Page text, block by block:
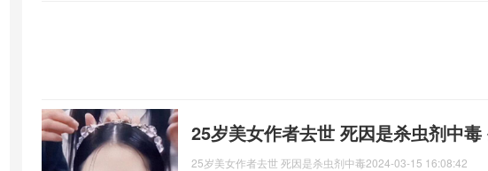
25岁美女作者去世 死因是杀虫剂中
25岁美女作者去世 死因是杀虫剂中毒2024-03-15 16:08:42